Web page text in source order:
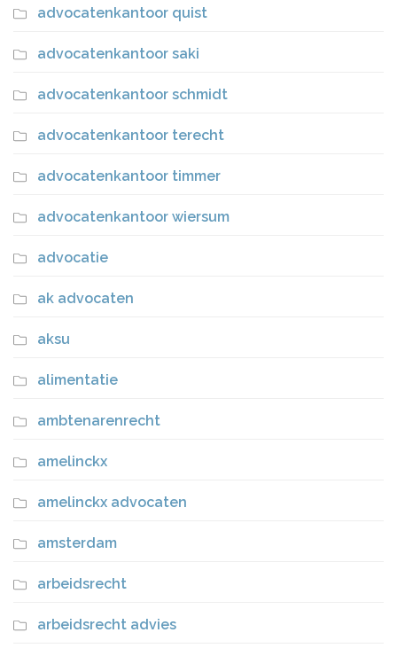
advocatenkantoor quist
advocatenkantoor saki
advocatenkantoor schmidt
advocatenkantoor terecht
advocatenkantoor timmer
advocatenkantoor wiersum
advocatie
ak advocaten
aksu
alimentatie
ambtenarenrecht
amelinckx
amelinckx advocaten
amsterdam
arbeidsrecht
arbeidsrecht advies